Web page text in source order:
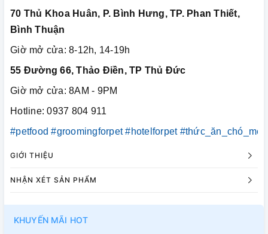
70 Thủ Khoa Huân, P. Bình Hưng, TP. Phan Thiết,
Bình Thuận
Giờ mở cửa: 8-12h, 14-19h
55 Đường 66, Thảo Điền, TP Thủ Đức
Giờ mở cửa: 8AM - 9PM
Hotline: 0937 804 911
#petfood #groomingforpet #hotelforpet #thức_ăn_chó_mèo
GIỚI THIỆU
NHẬN XÉT SẢN PHẨM
KHUYẾN MÃI HOT